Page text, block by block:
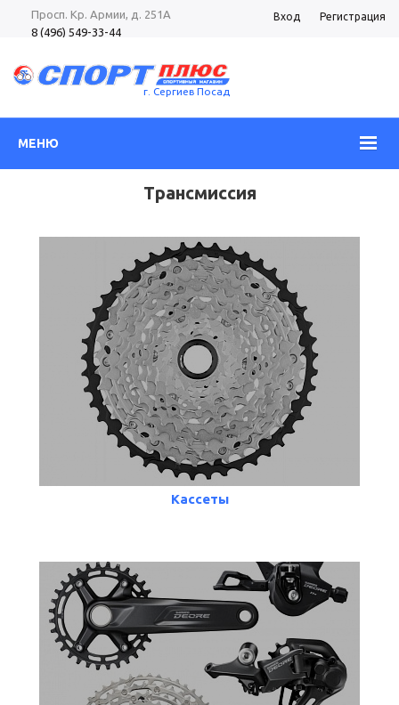
Просп. Кр. Армии, д. 251А
8 (496) 549-33-44
Просп. Кр. Армии, д. 105
8 (496) 540-52-62
Вход Регистрация
г. Сергиев Посад
МЕНЮ
Трансмиссия
Кассеты